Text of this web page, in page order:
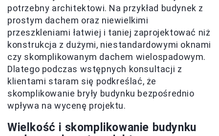
potrzebny architektowi. Na przykład budynek z
prostym dachem oraz niewielkimi
przeszkleniami łatwiej i taniej zaprojektować niż
konstrukcja z dużymi, niestandardowymi oknami
czy skomplikowanym dachem wielospadowym.
Dlatego podczas wstępnych konsultacji z
klientami staram się podkreślać, że
skomplikowanie bryły budynku bezpośrednio
wpływa na wycenę projektu.
Wielkość i skomplikowanie budynku